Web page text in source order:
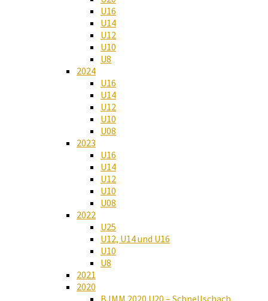
U16
U14
U12
U10
U8
2024
U16
U14
U12
U10
U08
2023
U16
U14
U12
U10
U08
2022
U25
U12, U14 und U16
U10
U8
2021
2020
BJMM 2020 U20 – Schnellschach